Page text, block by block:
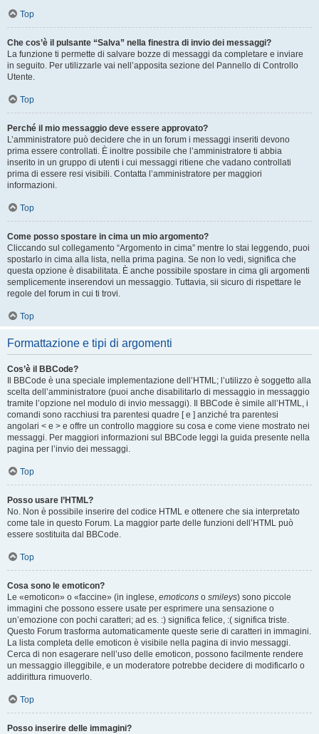
Top
Che cos’è il pulsante “Salva” nella finestra di invio dei messaggi?
La funzione ti permette di salvare bozze di messaggi da completare e inviare
in seguito. Per utilizzarle vai nell’apposita sezione del Pannello di Controllo
Utente.
Top
Perché il mio messaggio deve essere approvato?
L’amministratore può decidere che in un forum i messaggi inseriti devono
prima essere controllati. È inoltre possibile che l’amministratore ti abbia
inserito in un gruppo di utenti i cui messaggi ritiene che vadano controllati
prima di essere resi visibili. Contatta l’amministratore per maggiori
informazioni.
Top
Come posso spostare in cima un mio argomento?
Cliccando sul collegamento “Argomento in cima” mentre lo stai leggendo, puoi
spostarlo in cima alla lista, nella prima pagina. Se non lo vedi, significa che
questa opzione è disabilitata. È anche possibile spostare in cima gli argomenti
semplicemente inserendovi un messaggio. Tuttavia, sii sicuro di rispettare le
regole del forum in cui ti trovi.
Top
Formattazione e tipi di argomenti
Cos’è il BBCode?
Il BBCode è una speciale implementazione dell’HTML; l’utilizzo è soggetto alla
scelta dell’amministratore (puoi anche disabilitarlo di messaggio in messaggio
tramite l’opzione nel modulo di invio messaggi). Il BBCode è simile all’HTML, i
comandi sono racchiusi tra parentesi quadre [ e ] anziché tra parentesi
angolari < e > e offre un controllo maggiore su cosa e come viene mostrato nei
messaggi. Per maggiori informazioni sul BBCode leggi la guida presente nella
pagina per l’invio dei messaggi.
Top
Posso usare l’HTML?
No. Non è possibile inserire del codice HTML e ottenere che sia interpretato
come tale in questo Forum. La maggior parte delle funzioni dell’HTML può
essere sostituita dal BBCode.
Top
Cosa sono le emoticon?
Le «emoticon» o «faccine» (in inglese, emoticons o smileys) sono piccole
immagini che possono essere usate per esprimere una sensazione o
un’emozione con pochi caratteri; ad es. :) significa felice, :( significa triste.
Questo Forum trasforma automaticamente queste serie di caratteri in immagini.
La lista completa delle emoticon è visibile nella pagina di invio messaggi.
Cerca di non esagerare nell’uso delle emoticon, possono facilmente rendere
un messaggio illeggibile, e un moderatore potrebbe decidere di modificarlo o
addirittura rimuoverlo.
Top
Posso inserire delle immagini?